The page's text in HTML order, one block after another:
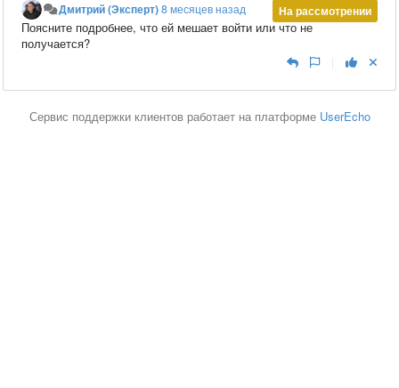
На рассмотрении
Дмитрий (Эксперт)8 месяцев назад
Поясните подробнее, что ей мешает войти или что не
получается?
Сервис поддержки клиентов работает на платформе UserEcho